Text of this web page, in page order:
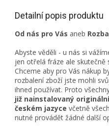
Detailní popis produktu
Od nás pro Vás aneb
Abyste věděli - u nás si
jen otřelá fráze ale skutečně
Chceme aby pro Vás nákup
rozbalení zboží jste mohli
ihned používat. Proto
již nainstalovaný
českém jazyce včetně
nutné provádět žádné další